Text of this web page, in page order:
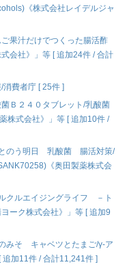
《株式会社レイデルジャ
果汁だけでつくった腸活酢
会社》」等 [ 追加24件 / 合計
費者庁 [ 25件 ]
Ｂ２４０タブレット/乳酸菌
株式会社》」等 [ 追加10件 /
とのう明日 乳酸菌 腸活対策/
《奥田製薬株式会
クルエイジングライフ －ト
ーク株式会社》」等 [ 追加9
みそ キャベツとたまご/γ-ア
追加11件 / 合計11,241件 ]